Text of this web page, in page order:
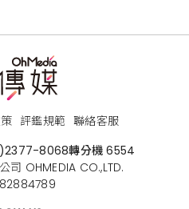
評鑑規範 聯絡客服
8068轉分機 6554
司 OHMEDIA CO.,LTD.